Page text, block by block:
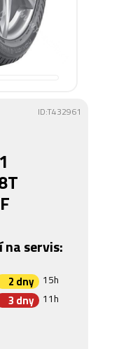
ID:T432961
na servis:
2 dny 15h
3 dny 11h